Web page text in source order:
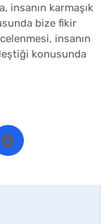
insanın karmaşık
bize fikir
insanın
konusunda